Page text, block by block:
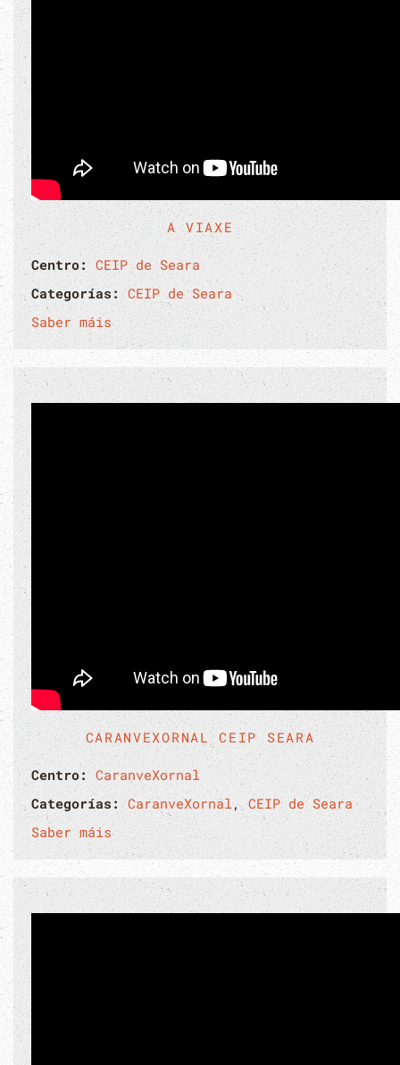
A VIAXE
Centro: CEIP de Seara
Categorías:CEIP de Seara
Saber máis
CARANVEXORNAL CEIP SEARA
Centro: CaranveXornal
Categorías:CaranveXornal,CEIP de Seara
Saber máis